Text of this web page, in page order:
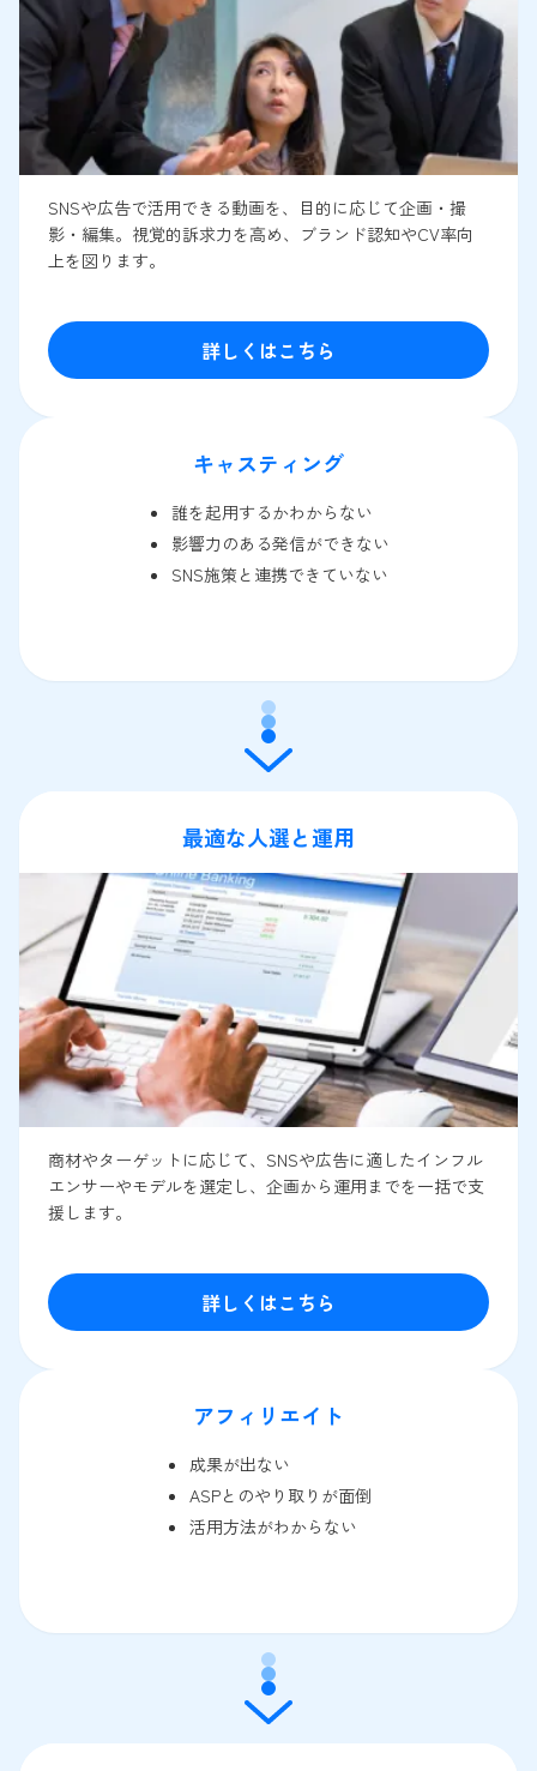
SNSや広告で活用できる動画を、目的に応じて企画・撮
影・編集。視覚的訴求力を高め、ブランド認知やCV率向
上を図ります。
詳しくはこちら
キャスティング
誰を起用するかわからない
影響力のある発信ができない
SNS施策と連携できていない
最適な人選と運用
商材やターゲットに応じて、SNSや広告に適したインフル
エンサーやモデルを選定し、企画から運用までを一括で支
援します。
詳しくはこちら
アフィリエイト
成果が出ない
ASPとのやり取りが面倒
活用方法がわからない